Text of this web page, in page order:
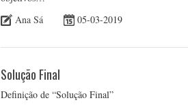
Ana Sá
05-03-2019
Solução Final
Definição de “Solução Final”